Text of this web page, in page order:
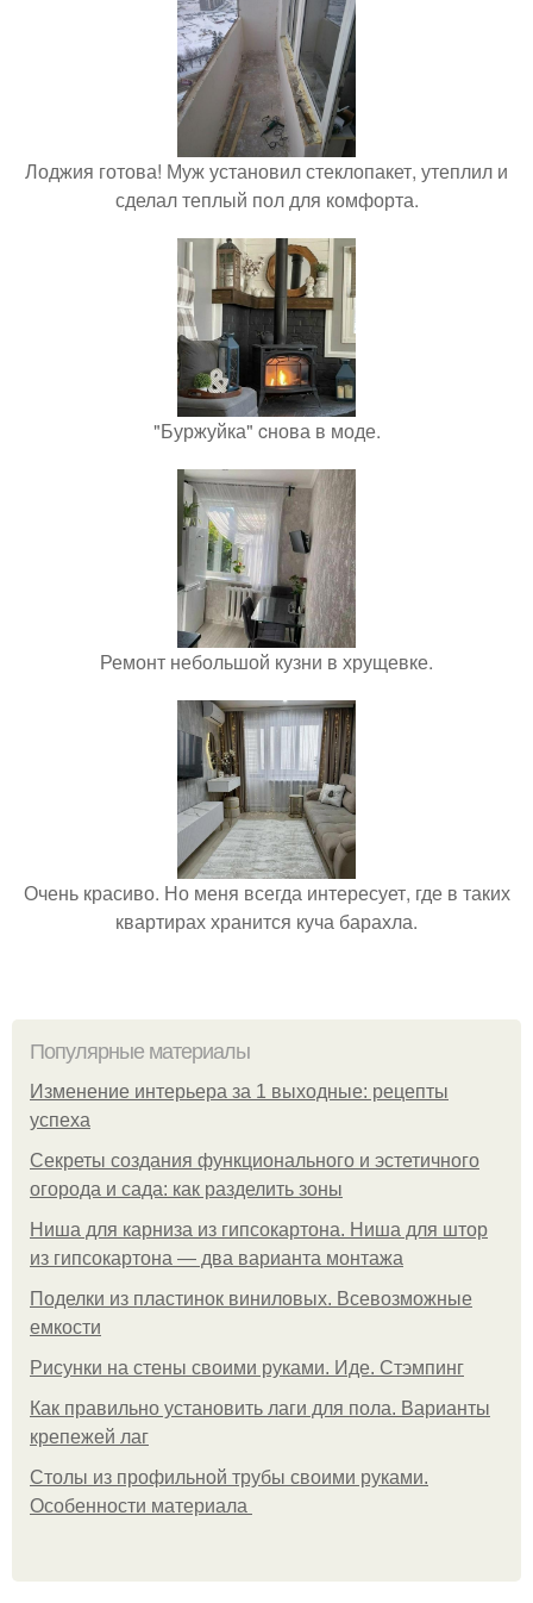
Лоджия готова! Муж установил стеклопакет, утеплил и
сделал теплый пол для комфорта.
"Буржуйка" cнова в моде.
Ремонт небольшой кузни в хрущевке.
Очень красиво. Но меня всегда интересует, где в таких
квартирах хранится куча барахла.
Популярные материалы
Изменение интерьера за 1 выходные: рецепты
успеха
Секреты создания функционального и эстетичного
огорода и сада: как разделить зоны
Ниша для карниза из гипсокартона. Ниша для штор
из гипсокартона — два варианта монтажа
Поделки из пластинок виниловых. Всевозможные
емкости
Рисунки на стены своими руками. Иде. Стэмпинг
Как правильно установить лаги для пола. Варианты
крепежей лаг
Столы из профильной трубы своими руками.
Особенности материала